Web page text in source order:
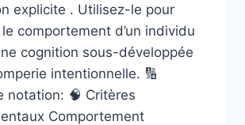
explicite . Utilisez-le pour
comportement d’un individu
cognition sous-développée
intentionnelle. 🔢
notation: 🧠 Critères
Comportement